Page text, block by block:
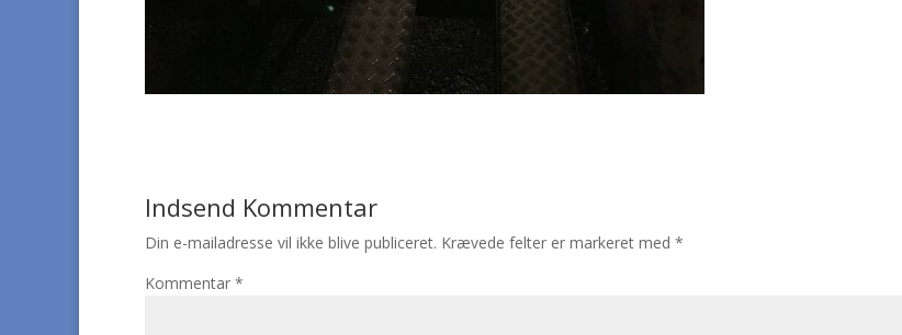
Indsend Kommentar
Din e-mailadresse vil ikke blive publiceret. Krævede felter er markeret med *
Kommentar *